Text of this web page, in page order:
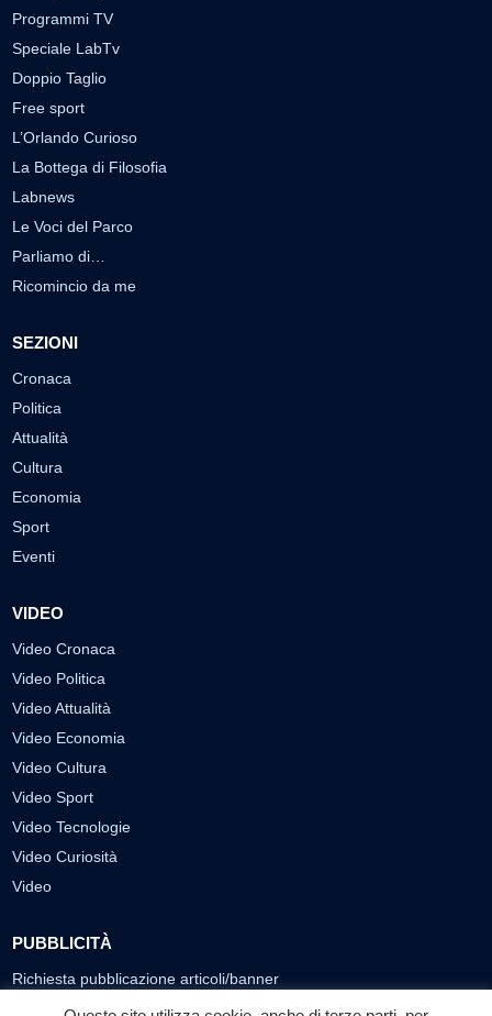
Programmi TV
Speciale LabTv
Doppio Taglio
Free sport
L’Orlando Curioso
La Bottega di Filosofia
Labnews
Le Voci del Parco
Parliamo di…
Ricomincio da me
SEZIONI
Cronaca
Politica
Attualità
Cultura
Economia
Sport
Eventi
VIDEO
Video Cronaca
Video Politica
Video Attualità
Video Economia
Video Cultura
Video Sport
Video Tecnologie
Video Curiosità
Video
PUBBLICITÀ
Richiesta pubblicazione articoli/banner